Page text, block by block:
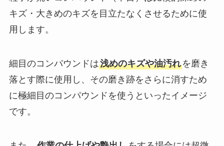
キズ・大きめのキズを目立たなくさせるために使
用します。
細目のコンパウンドは浅めのキズや油汚れを磨き
落とす際に使用し、その磨き跡をさらに消すため
に極細目のコンパウンドを使うといったイメージ
です。